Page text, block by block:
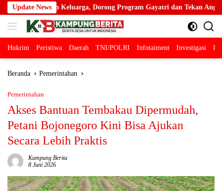
Langsung
ke
konten
Update News
Dorong Program Gayatri dan Tekan Angka Anak Tidak Sekolah
Hukrim Peristiwa Daerah TNI/POLRI Infotaiment Investigasi
Beranda Pemerintahan
Pemerintahan
Akses Bantuan Tembakau Dipermudah,
Petani Bojonegoro Kini Bisa Ajukan
Secara Lebih Praktis
Kampung Berita
8 Juni 2026